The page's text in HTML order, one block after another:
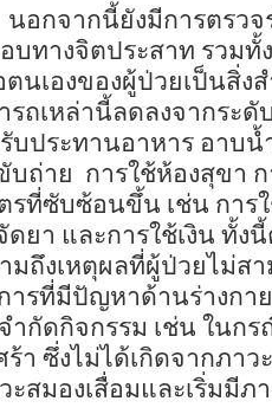
นอกจากนี้ยังมีการตรวจ
บทางจิตประสาท รวมทั้
ตนเองของผู้ป่วยเป็นสิ่
รถเหล่านี้ลดลงจากระ
บประทานอาหาร อาบน้
บถ่าย การใช้ห้องสุขา
รที่ซับซ้อนขึ้น เช่น การ
ดยา และการใช้เงิน ทั้ง
มถึงเหตุผลที่ผู้ป่วยไม่สา
ารที่มีปัญหาด้านร่างกาย
ำกัดกิจกรรม เช่น ในก
ร้า ซึ่งไม่ได้เกิดจากภาว
ะสมองเสื่อมและเริ่มมีภ